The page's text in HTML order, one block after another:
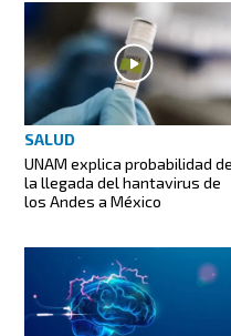
SALUD
UNAM explica probabilidad de
la llegada del hantavirus de
los Andes a México